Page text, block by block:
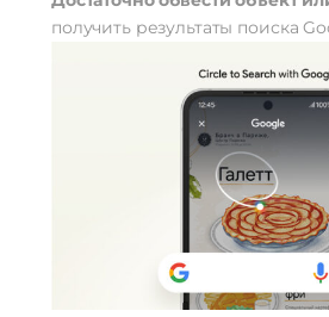
получить результаты поиска